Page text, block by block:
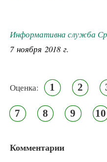
Информативна служба
7 ноября 2018 г.
Оценка: 1 2
7 8 9 10
Комментарии